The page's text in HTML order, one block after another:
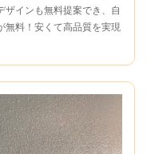
ザインも無料提案でき、自
無料！安くて高品質を実現